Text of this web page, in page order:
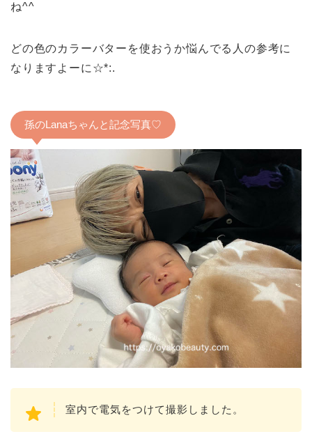
ね^^
どの色のカラーバターを使おうか悩んでる人の参考に
なりますよーに☆*:.
孫のLanaちゃんと記念写真♡
室内で電気をつけて撮影しました。